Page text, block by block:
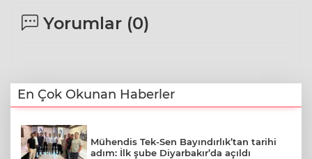
Yorumlar (0)
En Çok Okunan Haberler
Mühendis Tek-Sen Bayındırlık’tan tarihi
adım: İlk şube Diyarbakır’da açıldı